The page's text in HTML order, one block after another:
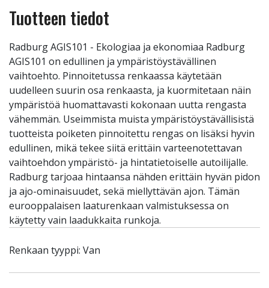
Tuotteen tiedot
Radburg AGIS101 - Ekologiaa ja ekonomiaa Radburg
AGIS101 on edullinen ja ympäristöystävällinen
vaihtoehto. Pinnoitetussa renkaassa käytetään
uudelleen suurin osa renkaasta, ja kuormitetaan näin
ympäristöä huomattavasti kokonaan uutta rengasta
vähemmän. Useimmista muista ympäristöystävällisistä
tuotteista poiketen pinnoitettu rengas on lisäksi hyvin
edullinen, mikä tekee siitä erittäin varteenotettavan
vaihtoehdon ympäristö- ja hintatietoiselle autoilijalle.
Radburg tarjoaa hintaansa nähden erittäin hyvän pidon
ja ajo-ominaisuudet, sekä miellyttävän ajon. Tämän
eurooppalaisen laaturenkaan valmistuksessa on
käytetty vain laadukkaita runkoja.
Renkaan tyyppi: Van